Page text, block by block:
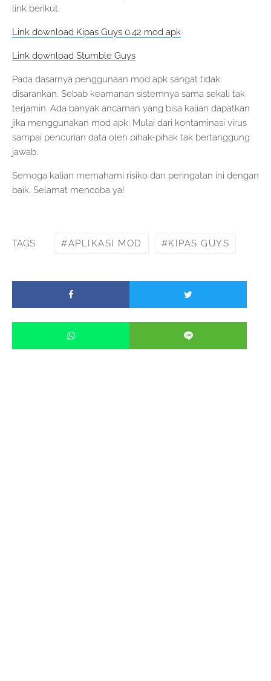
link berikut.
Link download Kipas Guys 0.42 mod apk
Link download Stumble Guys
Pada dasarnya penggunaan mod apk sangat tidak
disarankan. Sebab keamanan sistemnya sama sekali tak
terjamin. Ada banyak ancaman yang bisa kalian dapatkan
jika menggunakan mod apk. Mulai dari kontaminasi virus
sampai pencurian data oleh pihak-pihak tak bertanggung
jawab.
Semoga kalian memahami risiko dan peringatan ini dengan
baik. Selamat mencoba ya!
TAGS APLIKASI MOD KIPAS GUYS